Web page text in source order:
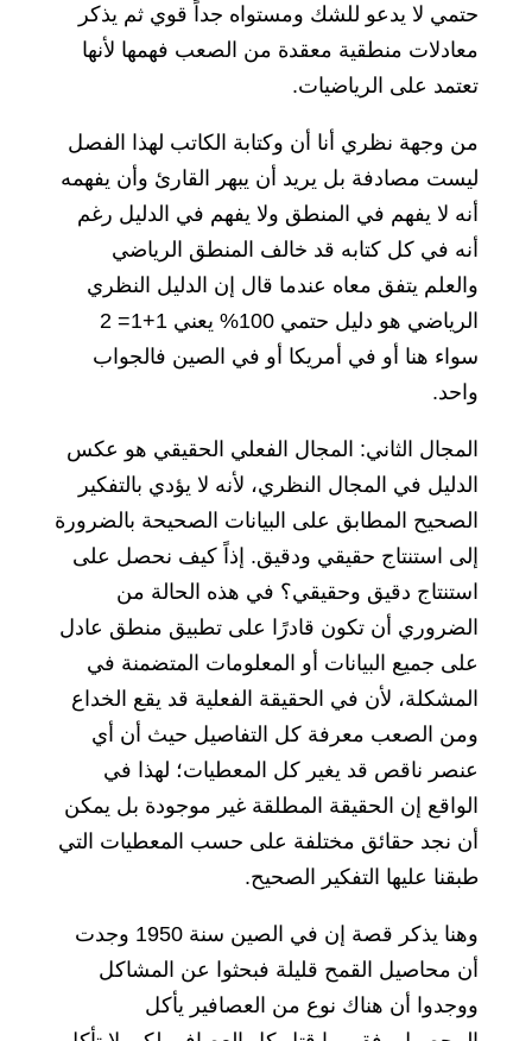
حتمي لا يدعو للشك ومستواه جداً قوي ثم يذكر
معادلات منطقية معقدة من الصعب فهمها لأنها
تعتمد على الرياضيات.
من وجهة نظري أنا أن وكتابة الكاتب لهذا الفصل
ليست مصادفة بل يريد أن يبهر القارئ وأن يفهمه
أنه لا يفهم في المنطق ولا يفهم في الدليل رغم
أنه في كل كتابه قد خالف المنطق الرياضي
والعلم يتفق معاه عندما قال إن الدليل النظري
الرياضي هو دليل حتمي 100% يعني 1+1= 2
سواء هنا أو في أمريكا أو في الصين فالجواب
واحد.
المجال الثاني: المجال الفعلي الحقيقي هو عكس
الدليل في المجال النظري، لأنه لا يؤدي بالتفكير
الصحيح المطابق على البيانات الصحيحة بالضرورة
إلى استنتاج حقيقي ودقيق. إذاً كيف نحصل على
استنتاج دقيق وحقيقي؟ في هذه الحالة من
الضروري أن تكون قادرًا على تطبيق منطق عادل
على جميع البيانات أو المعلومات المتضمنة في
المشكلة، لأن في الحقيقة الفعلية قد يقع الخداع
ومن الصعب معرفة كل التفاصيل حيث أن أي
عنصر ناقص قد يغير كل المعطيات؛ لهذا في
الواقع إن الحقيقة المطلقة غير موجودة بل يمكن
أن نجد حقائق مختلفة على حسب المعطيات التي
طبقنا عليها التفكير الصحيح.
وهنا يذكر قصة إن في الصين سنة 1950 وجدت
أن محاصيل القمح قليلة فبحثوا عن المشاكل
ووجدوا أن هناك نوع من العصافير يأكل